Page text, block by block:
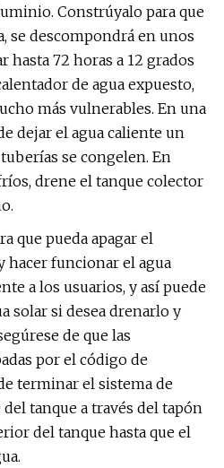
Constrúyalo para que
se descompondrá en unos
hasta 72 horas a 12 grados
de agua expuesto,
más vulnerables. En una
dejar el agua caliente un
se congelen. En
drene el tanque colector
que pueda apagar el
hacer funcionar el agua
a los usuarios, y así puede
solar si desea drenarlo y
de que las
por el código de
terminar el sistema de
tanque a través del tapón
del tanque hasta que el